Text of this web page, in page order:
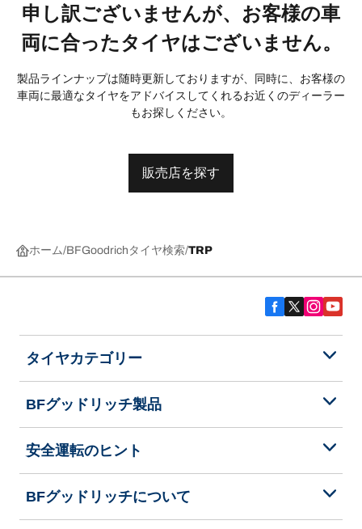
申し訳ございませんが、お客様の車
両に合ったタイヤはございません。
製品ラインナップは随時更新しておりますが、同時に、お客様の
車両に最適なタイヤをアドバイスしてくれるお近くのディーラー
もお探しください。
販売店を探す
ホーム BFGoodrichタイヤ検索 TRP
タイヤカテゴリー
BFグッドリッチ製品
安全運転のヒント
BFグッドリッチについて